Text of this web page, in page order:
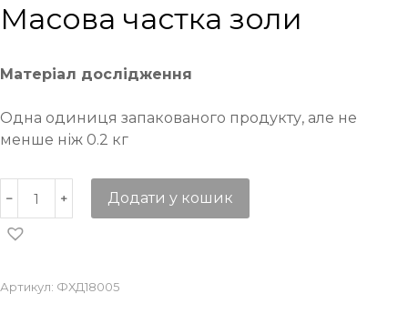
Масова частка золи
Матеріал дослідження
Одна одиниця запакованого продукту, але не
менше ніж 0.2 кг
Додати у кошик
Артикул: ФХД18005